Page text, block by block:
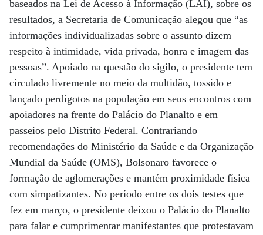
baseados na Lei de Acesso à Informação (LAI), sobre os
resultados, a Secretaria de Comunicação alegou que “as
informações individualizadas sobre o assunto dizem
respeito à intimidade, vida privada, honra e imagem das
pessoas”. Apoiado na questão do sigilo, o presidente tem
circulado livremente no meio da multidão, tossido e
lançado perdigotos na população em seus encontros com
apoiadores na frente do Palácio do Planalto e em
passeios pelo Distrito Federal. Contrariando
recomendações do Ministério da Saúde e da Organização
Mundial da Saúde (OMS), Bolsonaro favorece o
formação de aglomerações e mantém proximidade física
com simpatizantes. No período entre os dois testes que
fez em março, o presidente deixou o Palácio do Planalto
para falar e cumprimentar manifestantes que protestavam